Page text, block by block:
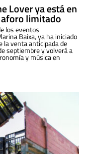
Lover ya está en
limitado
los eventos
Baixa, ya ha iniciado
la venta anticipada de
septiembre y volverá a
y música en